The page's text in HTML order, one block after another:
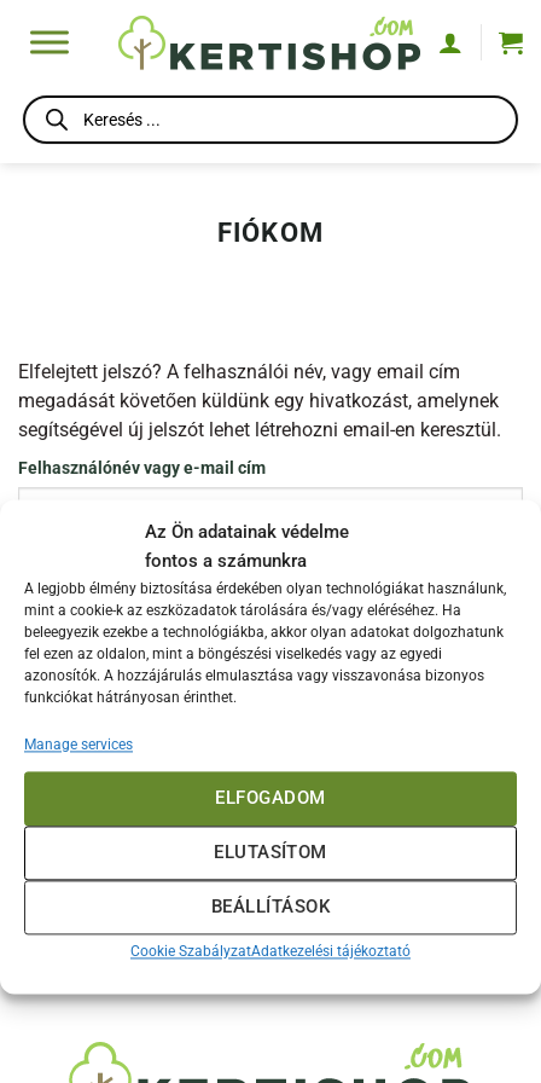
Az Ön adatainak védelme
fontos a számunkra
A legjobb élmény biztosítása érdekében olyan technológiákat használunk,
mint a cookie-k az eszközadatok tárolására és/vagy eléréséhez. Ha
beleegyezik ezekbe a technológiákba, akkor olyan adatokat dolgozhatunk
fel ezen az oldalon, mint a böngészési viselkedés vagy az egyedi
azonosítók. A hozzájárulás elmulasztása vagy visszavonása bizonyos
funkciókat hátrányosan érinthet.
Manage services
ELFOGADOM
ELUTASÍTOM
BEÁLLÍTÁSOK
Cookie SzabályzatAdatkezelési tájékoztató
Products
search
FIÓKOM
Elfelejtett jelszó? A felhasználói név, vagy email cím
megadását követően küldünk egy hivatkozást, amelynek
segítségével új jelszót lehet létrehozni email-en keresztül.
Felhasználónév vagy e-mail cím
ÚJ JELSZÓ IGÉNYLÉSE
MÁRKÁK